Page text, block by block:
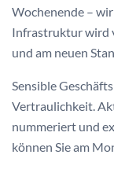
Wochenende –
Infrastruktur wird
und am neuen
Sensible
Vertraulichkeit.
nummeriert und
können Sie am